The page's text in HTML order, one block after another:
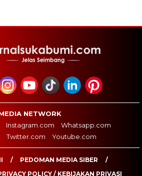
NETWORK
Instagram.com
Whatsapp.com
Twitter.com Youtube.com
PEDOMAN MEDIA SIBER
POLICY / KEBIJAKAN PRIVASI